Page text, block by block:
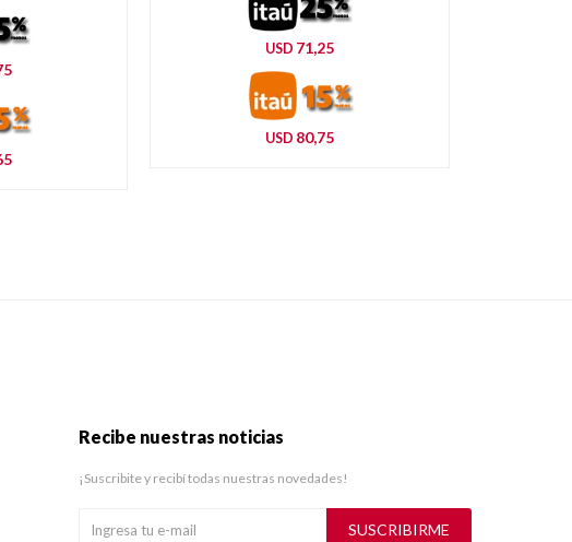
USD 71,25
USD 80,75
Recibe nuestras noticias
¡Suscribite y recibí todas nuestras novedades!
SUSCRIBIRME